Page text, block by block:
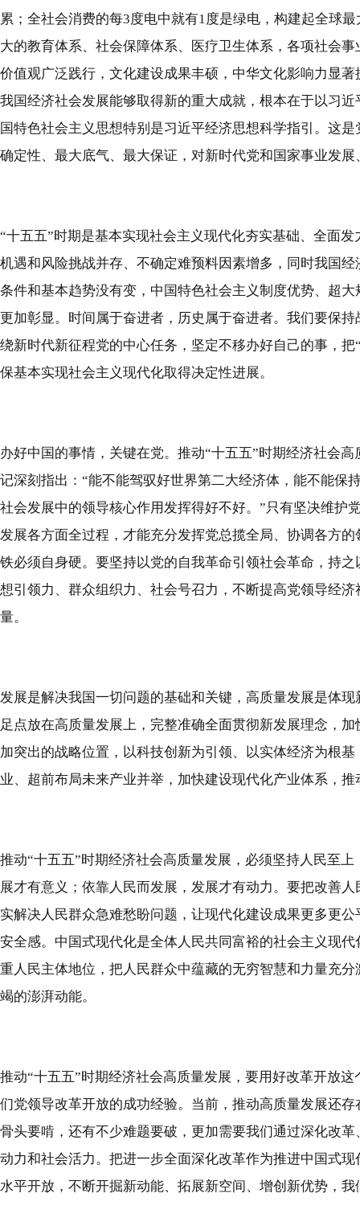
累；全社会消费的每3度电中就有1度是绿电，构建起全球
大的教育体系、社会保障体系、医疗卫生体系，各项社会
价值观广泛践行，文化建设成果丰硕，中华文化影响力显
我国经济社会发展能够取得新的重大成就，根本在于以习
国特色社会主义思想特别是习近平经济思想科学指引。这
确定性、最大底气、最大保证，对新时代党和国家事业发
“十五五”时期是基本实现社会主义现代化夯实基础、全面
机遇和风险挑战并存、不确定难预料因素增多，同时我国
条件和基本趋势没有变，中国特色社会主义制度优势、超
更加彰显。时间属于奋进者，历史属于奋进者。我们要保
绕新时代新征程党的中心任务，坚定不移办好自己的事，
保基本实现社会主义现代化取得决定性进展。
办好中国的事情，关键在党。推动“十五五”时期经济社会
记深刻指出：“能不能驾驭好世界第二大经济体，能不能保
社会发展中的领导核心作用发挥得好不好。”只有坚决维护
发展各方面全过程，才能充分发挥党总揽全局、协调各方
铁必须自身硬。要坚持以党的自我革命引领社会革命，持
想引领力、群众组织力、社会号召力，不断提高党领导经
量。
发展是解决我国一切问题的基础和关键，高质量发展是体
足点放在高质量发展上，完整准确全面贯彻新发展理念，
加突出的战略位置，以科技创新为引领、以实体经济为根
业、超前布局未来产业并举，加快建设现代化产业体系，
推动“十五五”时期经济社会高质量发展，必须坚持人民至
展才有意义；依靠人民而发展，发展才有动力。要把改善
实解决人民群众急难愁盼问题，让现代化建设成果更多更
安全感。中国式现代化是全体人民共同富裕的社会主义现
重人民主体地位，把人民群众中蕴藏的无穷智慧和力量充
竭的澎湃动能。
推动“十五五”时期经济社会高质量发展，要用好改革开放
们党领导改革开放的成功经验。当前，推动高质量发展还
骨头要啃，还有不少难题要破，更加需要我们通过深化改
动力和社会活力。把进一步全面深化改革作为推进中国式
水平开放，不断开掘新动能、拓展新空间、增创新优势，